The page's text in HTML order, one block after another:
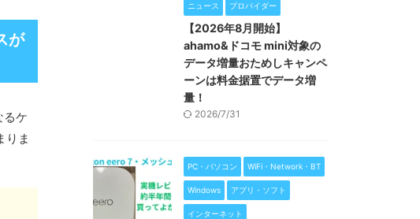
が
るケ
りま
ニュース プロバイダー
【2026年8月開始】
ahamo&ドコモ mini対象の
データ増量おためしキャンペ
ーンは料金据置でデータ増
量！
2026/7/31
PC・パソコン WiFi・Network・BT
Windows アプリ・ソフト
インターネット